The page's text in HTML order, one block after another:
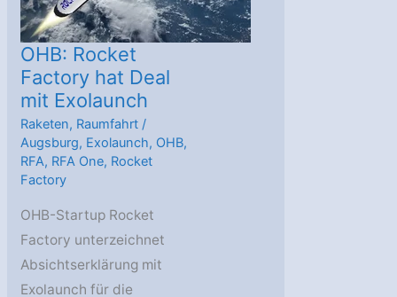
OHB: Rocket
Factory hat Deal
mit Exolaunch
Raketen, Raumfahrt /
Augsburg, Exolaunch, OHB,
RFA, RFA One, Rocket
Factory
OHB-Startup Rocket
Factory unterzeichnet
Absichtserklärung mit
Exolaunch für die